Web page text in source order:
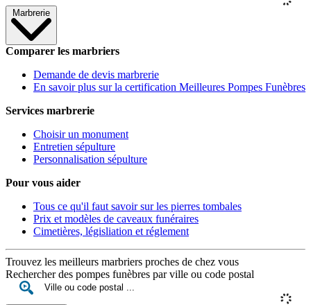
Marbrerie
Comparer les marbriers
Demande de devis marbrerie
En savoir plus sur la certification Meilleures Pompes Funèbres
Services marbrerie
Choisir un monument
Entretien sépulture
Personnalisation sépulture
Pour vous aider
Tous ce qu'il faut savoir sur les pierres tombales
Prix et modèles de caveaux funéraires
Cimetières, législiation et réglement
Trouvez les meilleurs marbriers proches de chez vous
Rechercher des pompes funèbres par ville ou code postal